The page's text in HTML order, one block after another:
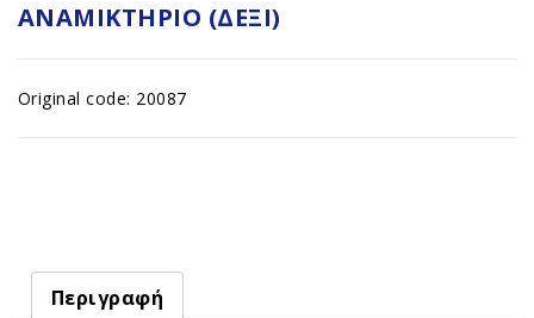
ΑΝΑΜΙΚΤΉΡΙΟ (ΔΕΞΊ)
Original code: 20087
Περιγραφή